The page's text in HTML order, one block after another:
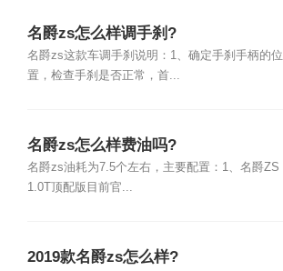
名爵zs怎么样调手刹?
名爵zs这款车调手刹说明：1、确定手刹手柄的位
置，检查手刹是否正常，首...
名爵zs怎么样费油吗?
名爵zs油耗为7.5个左右，主要配置：1、名爵ZS
1.0T顶配版目前官...
2019款名爵zs怎么样?